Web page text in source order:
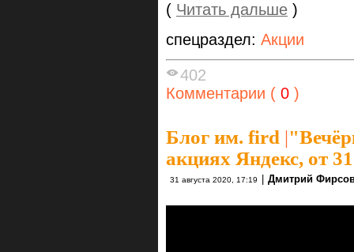
( Читать дальше )
спецраздел: Акции
402
Комментарии ( 0 )
Блог им. fird |
акциях Яндекс, от
31 августа 2020, 17:19 | Дмитрий